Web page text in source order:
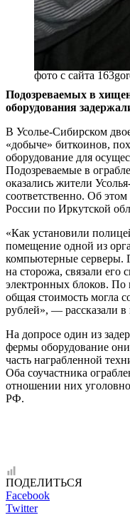
фото с сайта
Подозреваемых в
оборудования
В Усолье-Сибирском
«добыче» биткоинов,
оборудование для
Подозреваемые в
оказались жители
соответственно. Об
России по Иркутской
«Как установили
помещение одной из
компьютерные серверы.
на сторожа, связали его
электронных блоков. По
общая стоимость могла
рублей», — рассказали в
На допросе один из
фермы оборудование
часть награбленной
Оба соучастника
отношении них
РФ.
ПОДЕЛИТЬСЯ
Facebook
Twitter